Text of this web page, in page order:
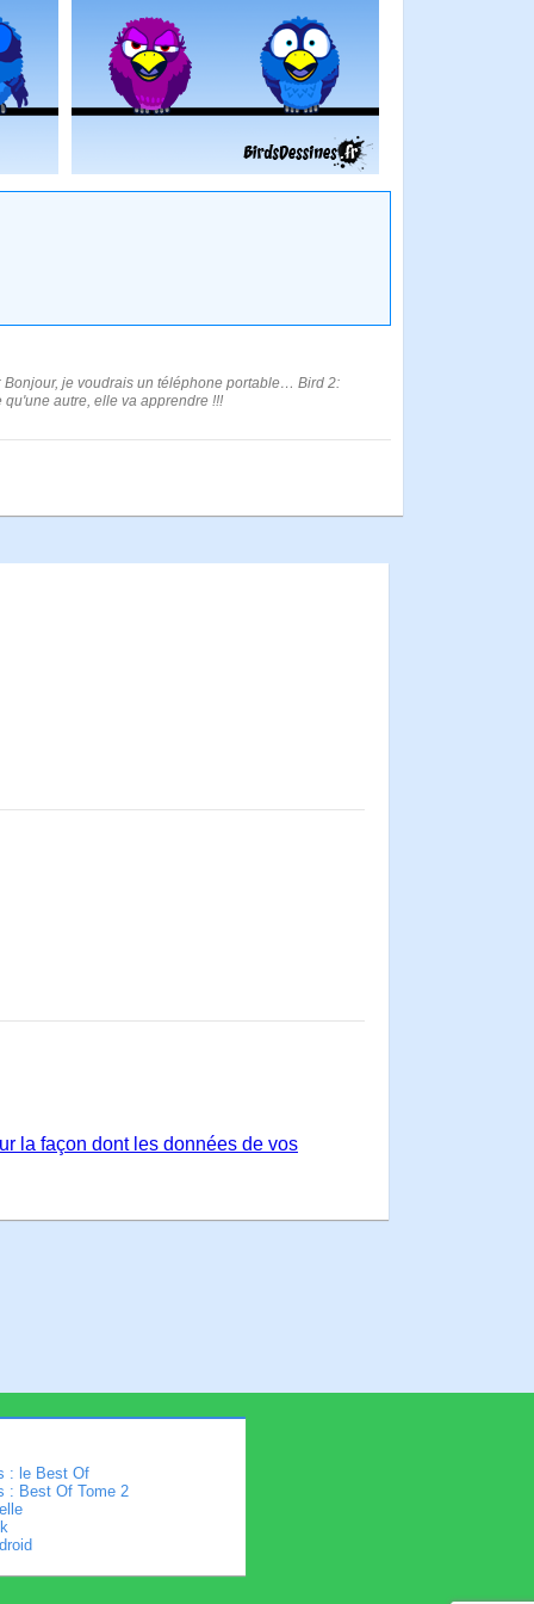
je voudrais un téléphone portable… Bird 2:
autre, elle va apprendre !!!
la façon dont les données de vos
: le Best Of
: Best Of Tome 2